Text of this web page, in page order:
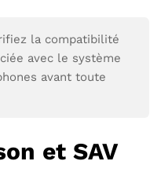
la compatibilité
avec le système
avant toute
et SAV